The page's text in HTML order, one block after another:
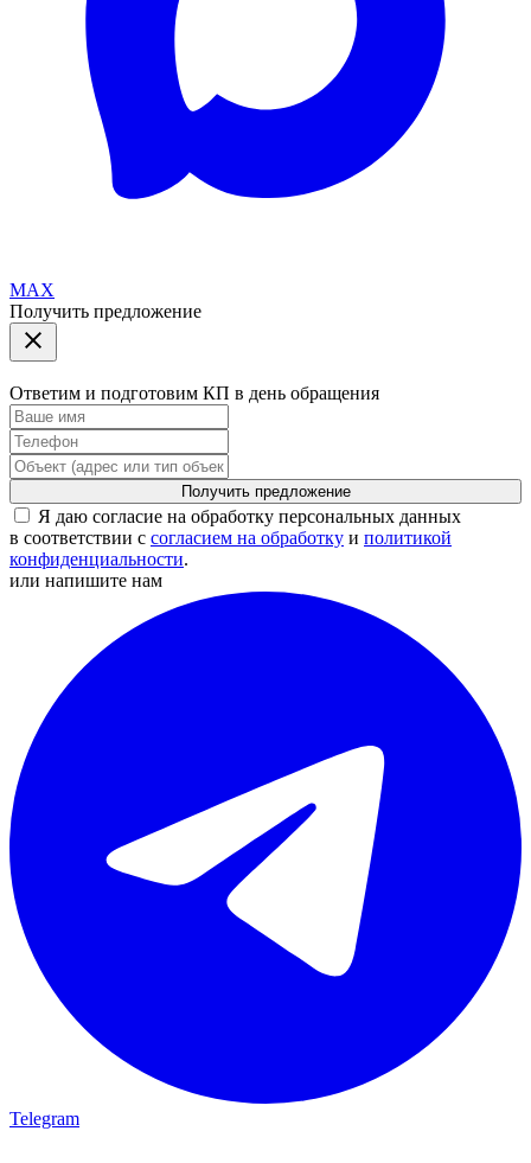
MAX
Получить предложение
Ответим и подготовим КП в день обращения
Получить предложение
Я даю согласие на обработку персональных данных
в соответствии с согласием на обработку и политикой
конфиденциальности.
или напишите нам
Telegram